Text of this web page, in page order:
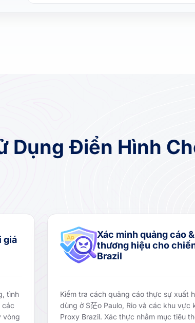
Dụng Điển Hình
giá
tình
các
vòng
Xác minh quảng cáo
thương hiệu cho
Brazil
Kiểm tra cách quảng cáo thực sự xuất
dùng ở S茫o Paulo, Rio và các khu vực
Proxy Brazil. Xác thực nhắm mục tiêu